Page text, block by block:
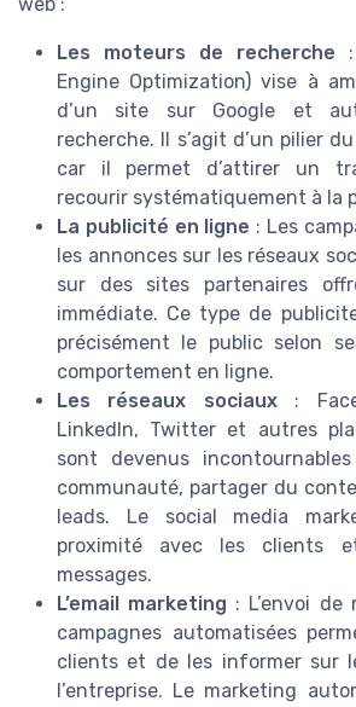
Les moteurs de recherche
Engine Optimization) vise à
d’un site sur Google et
recherche. Il s’agit d’un pilier
car il permet d’attirer un
recourir systématiquement à la
La publicité en ligne : Les
les annonces sur les réseaux
sur des sites partenaires
immédiate. Ce type de
précisément le public selon
comportement en ligne.
Les réseaux sociaux:
LinkedIn, Twitter et autres
sont devenus
communauté, partager du
leads. Le social media
proximité avec les clients
messages.
L’email marketing : L’envoi
campagnes automatisées
clients et de les informer sur
l’entreprise. Le marketing